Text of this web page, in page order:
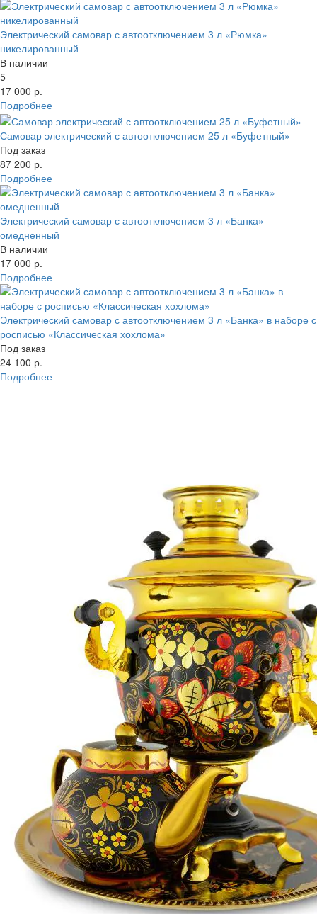
Электрический самовар с автоотключением 3 л «Рюмка»
никелированный
В наличии
5
17 000 р.
Подробнее
Самовар электрический с автоотключением 25 л «Буфетный»
Под заказ
87 200 р.
Подробнее
Электрический самовар с автоотключением 3 л «Банка»
омедненный
В наличии
17 000 р.
Подробнее
Электрический самовар с автоотключением 3 л «Банка» в наборе с
росписью «Классическая хохлома»
Под заказ
24 100 р.
Подробнее